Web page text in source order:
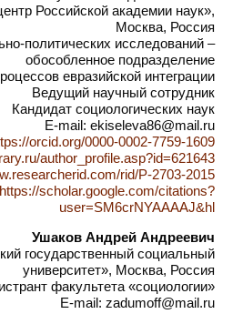
Российской академии наук»,
Москва, Россия
политических исследований –
обособленное подразделение
евразийской интеграции
Ведущий научный сотрудник
Кандидат социологических наук
E-mail: ekiseleva86@mail.ru
orcid.org/0000-0002-7759-1609
author_profile.asp?id=621643
rid/P-2703-2015
https://scholar.google.com/citations?
user=SM6crNYAAAAJ&hl
Ушаков Андрей Андреевич
государственный социальный
университет», Москва, Россия
факультета «социологии»
E-mail: zadumoff@mail.ru